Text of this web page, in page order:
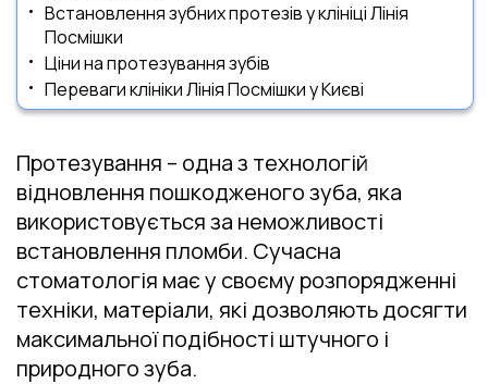
Встановлення зубних протезів у клініці Лінія
Посмішки
Ціни на протезування зубів
Переваги клініки Лінія Посмішки у Києві
Протезування – одна з технологій
відновлення пошкодженого зуба, яка
використовується за неможливості
встановлення пломби. Сучасна
стоматологія має у своєму розпорядженні
техніки, матеріали, які дозволяють досягти
максимальної подібності штучного і
природного зуба.